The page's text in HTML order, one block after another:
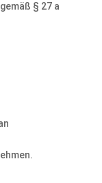
§ 27 a